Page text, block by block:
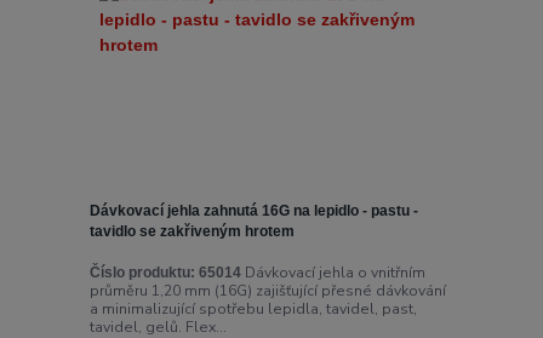
Dávkovací jehla zahnutá 16G na lepidlo - pastu -
tavidlo se zakřiveným hrotem
Číslo produktu: 65014Dávkovací jehla o vnitřním
průměru 1,20 mm (16G) zajišťující přesné dávkování
a minimalizující spotřebu lepidla, tavidel, past,
tavidel, gelů. Flex...